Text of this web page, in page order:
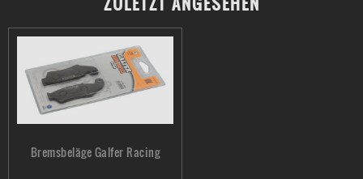
Bremsbeläge Galfer Racing